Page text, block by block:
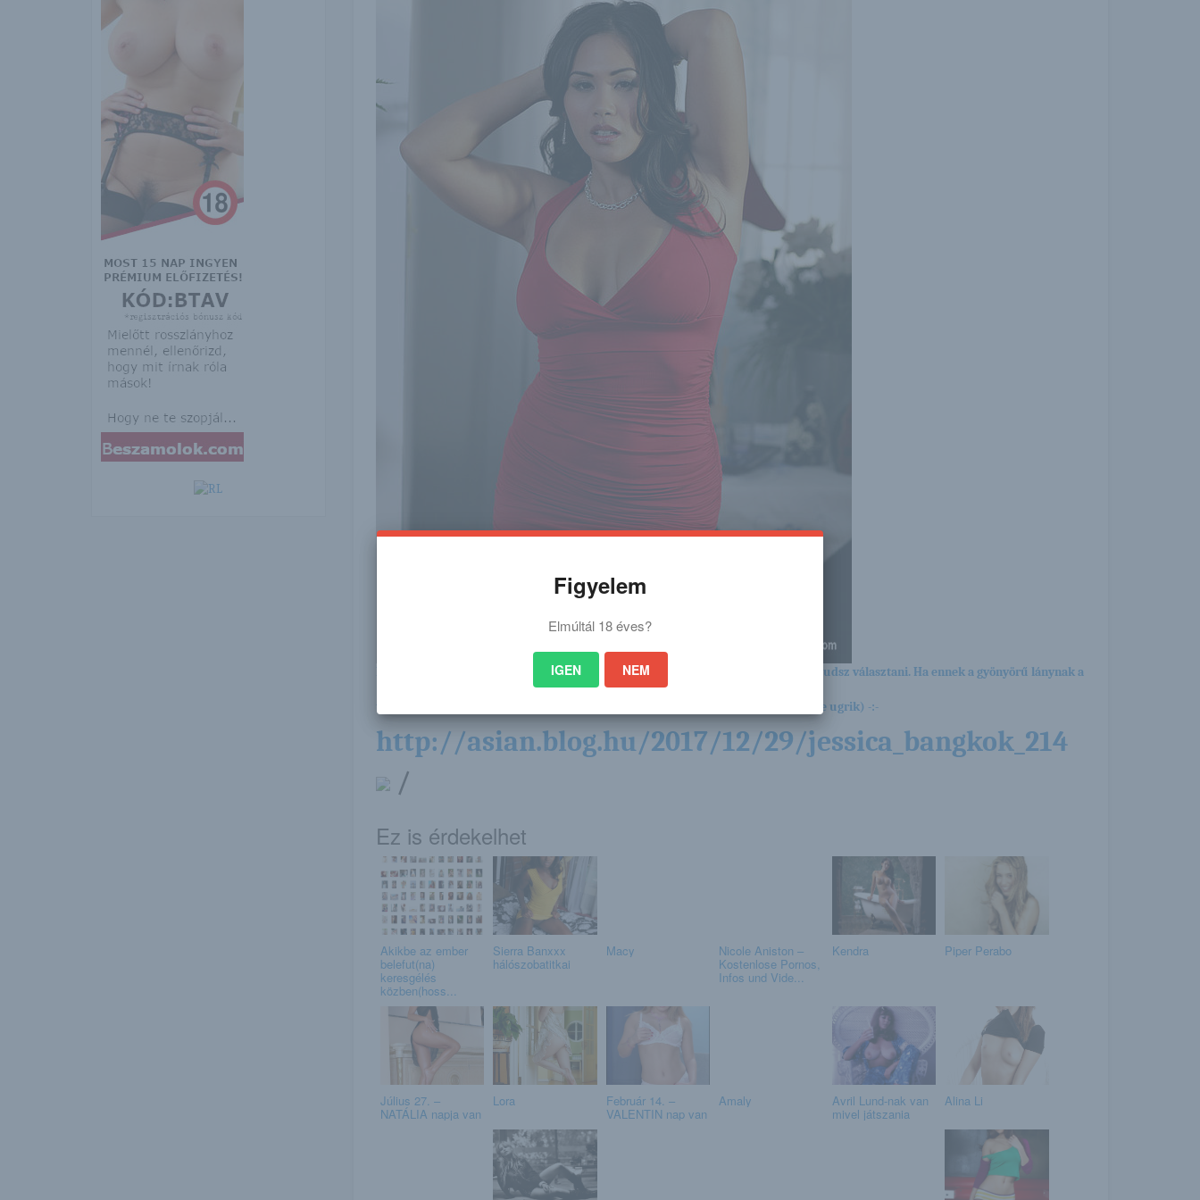
Ezen a portálon nagyon sok gyönyörű lány képei található. Nagyon sok sorozatból tudsz választani. Ha ennek a gyönyörű lánynak a
teljes képsorozatra kíváncsi vagy akkor kattints erre a linkre: (eredeti post helyére ugrik) -:-
http://asian.blog.hu/2017/12/29/jessica_bangkok_214
/
Ez is érdekelhet
Akikbe az ember
belefut(na)
keresgélés
közben(hoss...
Sierra Banxxx
hálószobatitkai
Macy Nicole Aniston –
Kostenlose Pornos,
Infos und Vide...
Kendra Piper Perabo
Július 27. –
NATÁLIA napja van
Lora Február 14. –
VALENTIN nap van
Amaly Avril Lund-nak van
mivel játszania
Alina Li
Figyelem
Elmúltál 18 éves?
IGEN NEM